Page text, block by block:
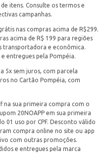
itens. Consulte os termos e
campanhas.
nas compras acima de R$299.
acima de R$ 199 para regiões
transportadora e econômica.
entregues pela Pompéia.
5x sem juros, com parcela
no Cartão Pompéia, com
na sua primeira compra com o
20NOAPP em sua primeira
01 uso por CPF. Desconto válido
compra online no site ou app
com outras promoções.
e entregues pela marca